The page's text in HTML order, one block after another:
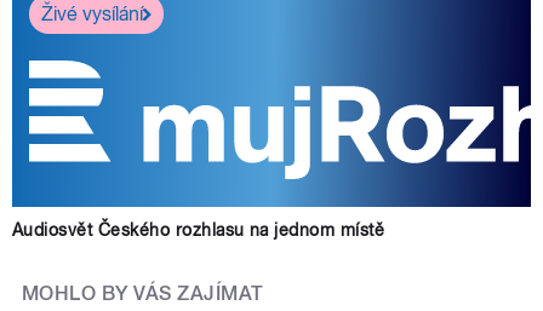
Živé vysílání
Audiosvět Českého rozhlasu na jednom místě
MOHLO BY VÁS ZAJÍMAT